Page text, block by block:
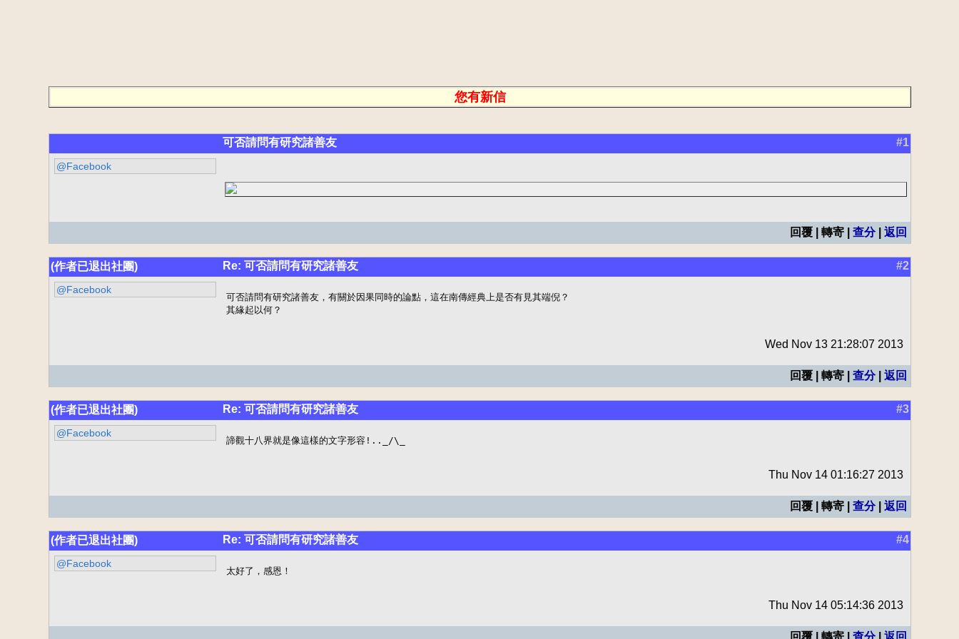
您有新信
可否請問有研究諸善友 #1
@Facebook
回覆 | 轉寄 | 查分| 返回
(作者已退出社團) Re: 可否請問有研究諸善友 #2
@Facebook
可否請問有研究諸善友，有關於因果同時的論點，這在南傳經典上是否有見其端倪？
其緣起以何？
Wed Nov 13 21:28:07 2013
回覆 | 轉寄 | 查分| 返回
(作者已退出社團) Re: 可否請問有研究諸善友 #3
@Facebook
諦觀十八界就是像這樣的文字形容!.._/\_
Thu Nov 14 01:16:27 2013
回覆 | 轉寄 | 查分| 返回
(作者已退出社團) Re: 可否請問有研究諸善友 #4
@Facebook
太好了，感恩！
Thu Nov 14 05:14:36 2013
回覆 | 轉寄 | 查分| 返回